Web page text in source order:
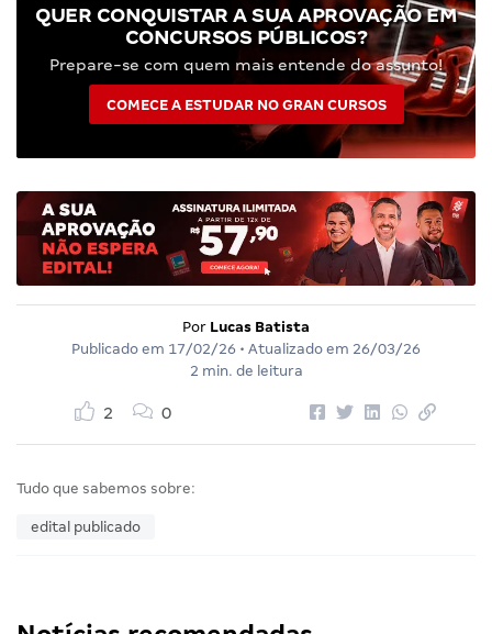
QUER CONQUISTAR A SUA APROVAÇÃO EM
CONCURSOS PÚBLICOS?
Prepare-se com quem mais entende do assunto!
COMECE A ESTUDAR NO GRAN CURSOS
Por Lucas Batista
Publicado em 17/02/26 • Atualizado em 26/03/26
2 min. de leitura
2 0
Tudo que sabemos sobre:
edital publicado